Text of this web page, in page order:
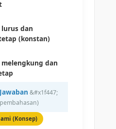
dan
(konstan)
melengkung dan
(Konsep)